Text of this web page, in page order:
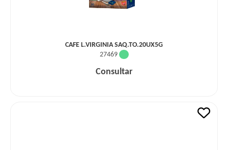
CAFE L.VIRGINIA SAQ.TO.20UX5G
27469
Consultar